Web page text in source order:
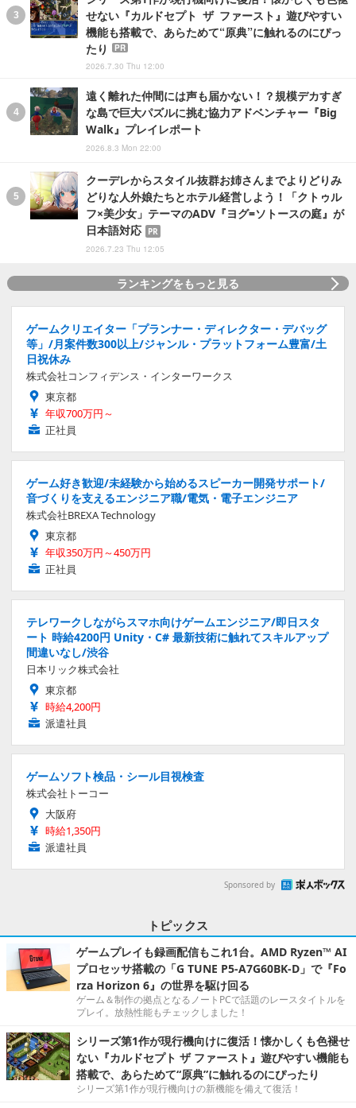
せない『カルドセプト ザ ファースト』遊びやすい
機能も搭載で、あらためて“原典”に触れるのにぴっ
たり
PR
2026.7.30 Thu 12:00
遠く離れた仲間には声も届かない！？規模デカすぎ
な島で巨大パズルに挑む協力アドベンチャー『Big
Walk』プレイレポート
2026.8.3 Mon 22:00
クーデレからスタイル抜群お姉さんまでよりどりみ
どりな人外娘たちとホテル経営しよう！「クトゥル
フ×美少女」テーマのADV『ヨグ=ソトースの庭』が
日本語対応
PR
2026.7.23 Thu 12:05
ランキングをもっと見る
ゲームクリエイター「プランナー・ディレクター・デバッグ
等」/月案件数300以上/ジャンル・プラットフォーム豊富/土
日祝休み
株式会社コンフィデンス・インターワークス
東京都
年収700万円～
正社員
ゲーム好き歓迎/未経験から始めるスピーカー開発サポート/
音づくりを支えるエンジニア職/電気・電子エンジニア
株式会社BREXA Technology
東京都
年収350万円～450万円
正社員
テレワークしながらスマホ向けゲームエンジニア/即日スタ
ート 時給4200円 Unity・C# 最新技術に触れてスキルアップ
間違いなし/渋谷
日本リック株式会社
東京都
時給4,200円
派遣社員
ゲームソフト検品・シール目視検査
株式会社トーコー
大阪府
時給1,350円
派遣社員
Sponsored by
トピックス
ゲームプレイも録画配信もこれ1台。AMD Ryzen™ AI
プロセッサ搭載の「G TUNE P5-A7G60BK-D」で『Fo
rza Horizon 6』の世界を駆け回る
ゲーム＆制作の拠点となるノートPCで話題のレースタイトルを
プレイ。放熱性能もチェックしました！
シリーズ第1作が現行機向けに復活！懐かしくも色褪せ
ない『カルドセプト ザ ファースト』遊びやすい機能も
搭載で、あらためて“原典”に触れるのにぴったり
シリーズ第1作が現行機向けの新機能を備えて復活！